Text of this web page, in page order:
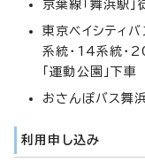
京葉線「舞浜駅
東京ベイシティ
系統・14系統・
「運動公園」下車
おさんぽバス舞
利用申し込み